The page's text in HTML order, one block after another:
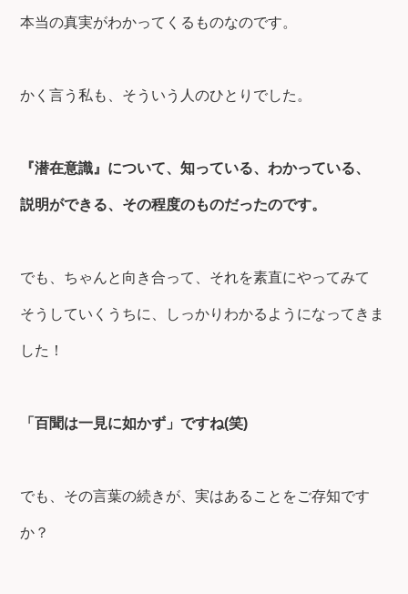
本当の真実がわかってくるものなのです。
かく言う私も、そういう人のひとりでした。
『潜在意識』について、知っている、わかっている、
説明ができる、その程度のものだったのです。
でも、ちゃんと向き合って、それを素直にやってみて
そうしていくうちに、しっかりわかるようになってきま
した！
「百聞は一見に如かず」ですね(笑)
でも、その言葉の続きが、実はあることをご存知です
か？